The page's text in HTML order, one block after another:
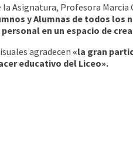
Asignatura, Profesora
y Alumnas de todos los
en un espacio de
agradecen «la gran
educativo del Liceo».